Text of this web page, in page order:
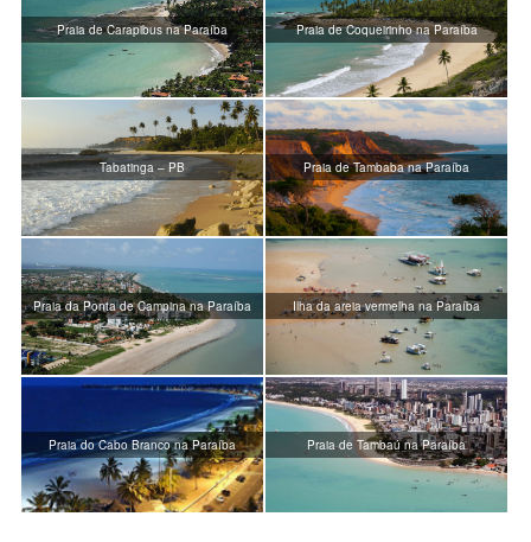
Praia de Carapibus na Paraíba Praia de Coqueirinho na Paraíba
Tabatinga – PB Praia de Tambaba na Paraíba
Praia da Ponta de Campina na Paraíba Ilha da areia vermelha na Paraíba
Praia do Cabo Branco na Paraíba Praia de Tambaú na Paraíba